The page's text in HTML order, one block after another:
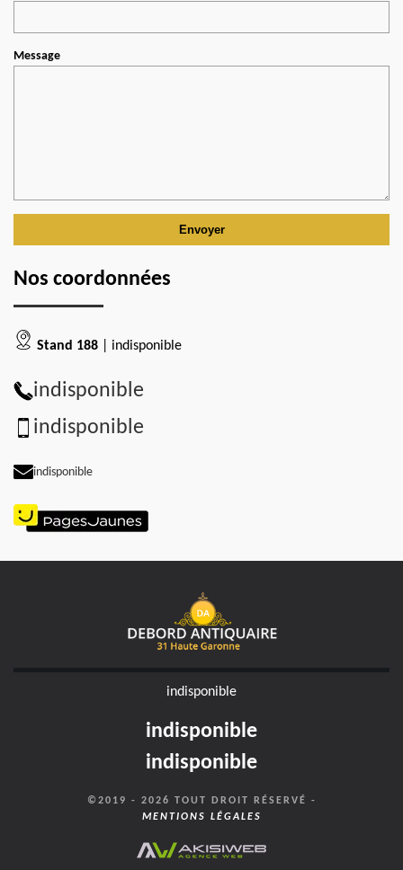
Message
Nos coordonnées
Stand 188 | indisponible
indisponible
indisponible
indisponible
indisponible
indisponible
indisponible
©2019 - 2026 TOUT DROIT RÉSERVÉ -
MENTIONS LÉGALES